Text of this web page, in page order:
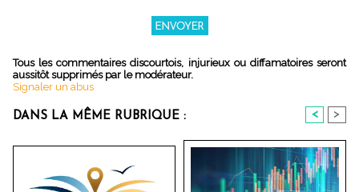
Tous les commentaires discourtois, injurieux ou diffamatoires seront
aussitôt supprimés par le modérateur.
Signaler un abus
DANS LA MÊME RUBRIQUE : < >